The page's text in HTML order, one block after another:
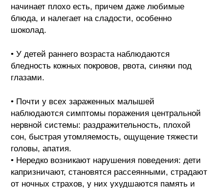
начинает плохо есть, причем даже любимые
блюда, и налегает на сладости, особенно
шоколад.
• У детей раннего возраста наблюдаются
бледность кожных покровов, рвота, синяки под
глазами.
• Почти у всех зараженных малышей
наблюдаются симптомы поражения центральной
нервной системы: раздражительность, плохой
сон, быстрая утомляемость, ощущение тяжести
головы, апатия.
• Нередко возникают нарушения поведения: дети
капризничают, становятся рассеянными, страдают
от ночных страхов, у них ухудшаются память и